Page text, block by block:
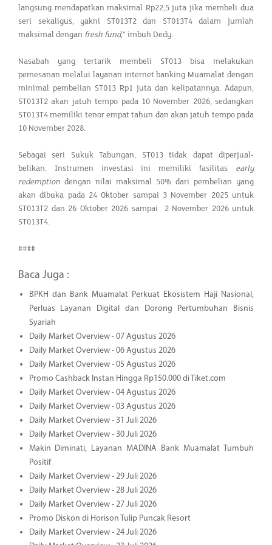
langsung mendapatkan maksimal Rp22,5 juta jika membeli dua
seri sekaligus, yakni ST013T2 dan ST013T4 dalam jumlah
maksimal dengan fresh fund,” imbuh Dedy.
Nasabah yang tertarik membeli ST013 bisa melakukan
pemesanan melalui layanan internet banking Muamalat dengan
minimal pembelian ST013 Rp1 juta dan kelipatannya. Adapun,
ST013T2 akan jatuh tempo pada 10 November 2026, sedangkan
ST013T4 memiliki tenor empat tahun dan akan jatuh tempo pada
10 November 2028.
Sebagai seri Sukuk Tabungan, ST013 tidak dapat diperjual-
belikan. Instrumen investasi ini memiliki fasilitas early
redemption dengan nilai maksimal 50% dari pembelian yang
akan dibuka pada 24 Oktober sampai 3 November 2025 untuk
ST013T2 dan 26 Oktober 2026 sampai 2 November 2026 untuk
ST013T4.
####
Baca Juga :
BPKH dan Bank Muamalat Perkuat Ekosistem Haji Nasional,
Perluas Layanan Digital dan Dorong Pertumbuhan Bisnis
Syariah
Daily Market Overview - 07 Agustus 2026
Daily Market Overview - 06 Agustus 2026
Daily Market Overview - 05 Agustus 2026
Promo Cashback Instan Hingga Rp150.000 di Tiket.com
Daily Market Overview - 04 Agustus 2026
Daily Market Overview - 03 Agustus 2026
Daily Market Overview - 31 Juli 2026
Daily Market Overview - 30 Juli 2026
Makin Diminati, Layanan MADINA Bank Muamalat Tumbuh
Positif
Daily Market Overview - 29 Juli 2026
Daily Market Overview - 28 Juli 2026
Daily Market Overview - 27 Juli 2026
Promo Diskon di Horison Tulip Puncak Resort
Daily Market Overview - 24 Juli 2026